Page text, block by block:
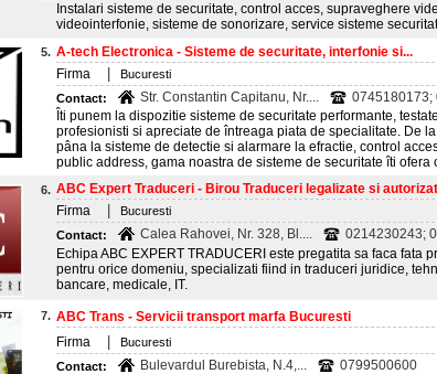
Instalari sisteme de securitate, control acces, supraveghere
videointerfonie, sisteme de sonorizare, service sisteme
5. A-tech Electronica - Sisteme de securitate, interfonie si...
Firma
Bucuresti
Contact:
Str. Constantin Capitanu, Nr....
0745180173;
Îti punem la dispozitie sisteme de securitate performante,
profesionisti si apreciate de întreaga piata de specialitate. De
pâna la sisteme de detectie si alarmare la efractie, control
public address, gama noastra de sisteme de securitate îti ofera
6. ABC Expert Traduceri - Birou Traduceri legalizate si
Firma
Bucuresti
Contact:
Calea Rahovei, Nr. 328, Bl....
0214230243;
Echipa ABC EXPERT TRADUCERI este pregatita sa faca fata
pentru orice domeniu, specializati fiind in traduceri juridice,
bancare, medicale, IT.
7. ABC Trans - Servicii transport marfa Bucuresti
Firma
Bucuresti
Contact:
Bulevardul Burebista, N.4,...
0799500600